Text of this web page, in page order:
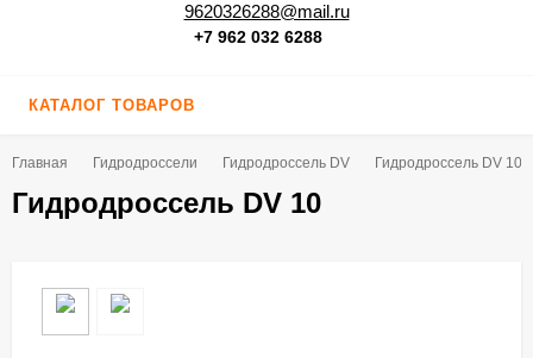
9620326288@mail.ru
+7 962 032 6288
КАТАЛОГ ТОВАРОВ
Главная Гидродроссели Гидродроссель DV Гидродроссель DV 10
Гидродроссель DV 10